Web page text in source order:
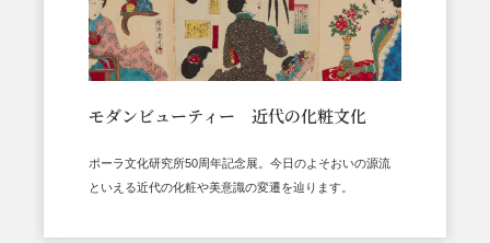
モダンビューティー 近代の化粧文化
ポーラ文化研究所50周年記念展。今日のよそおいの源流
といえる近代の化粧や美意識の変遷を辿ります。